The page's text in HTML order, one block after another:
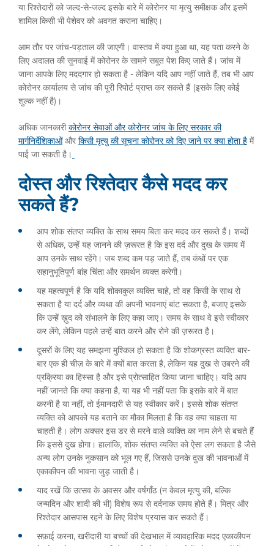
या रिश्तेदारों को जल्द-से-जल्द इसके बारे में कोरोनर या मृत्यु समीक्षक और इसमें
शामिल किसी भी पेशेवर को अवगत कराना चाहिए।
आम तौर पर जांच-पड़ताल की जाएगी। वास्तव में क्या हुआ था, यह पता करने के
लिए अदालत की सुनवाई में कोरोनर के सामने सबूत पेश किए जाते हैं। जांच में
जाना आपके लिए मददगार हो सकता है - लेकिन यदि आप नहीं जाते हैं, तब भी आप
कोरोनर कार्यालय से जांच की पूरी रिपोर्ट प्राप्त कर सकते हैं (इसके लिए कोई
शुल्क नहीं है)।
अधिक जानकारीकोरोनर सेवाओं और कोरोनर जांच के लिए सरकार की
मार्गनिर्देशिकाओंऔर किसी मृत्यु की सूचना कोरोनर को दिए जाने पर क्या होता है में
पाई जा सकती है।
दोस्त और रिश्तेदार कैसे मदद कर
सकते हैं?
आप शोक संतप्त व्यक्ति के साथ समय बिता कर मदद कर सकते हैं। शब्दों
से अधिक, उन्हें यह जानने की ज़रूरत है कि इस दर्द और दुख के समय में
आप उनके साथ रहेंगे। जब शब्द कम पड़ जाते हैं, तब कंधों पर एक
सहानुभूतिपूर्ण बांह चिंता और समर्थन व्यक्त करेगी।
यह महत्वपूर्ण है कि यदि शोकाकुल व्यक्ति चाहे, तो वह किसी के साथ रो
सकता है या दर्द और व्यथा की अपनी भावनाएं बांट सकता है, बजाए इसके
कि उन्हें ख़ुद को संभालने के लिए कहा जाए। समय के साथ वे इसे स्वीकार
कर लेंगे, लेकिन पहले उन्हें बात करने और रोने की ज़रूरत है।
दूसरों के लिए यह समझना मुश्किल हो सकता है कि शोकग्रस्त व्यक्ति बार-
बार एक ही चीज़ के बारे में क्यों बात करता है, लेकिन यह दुख से उबरने की
प्रक्रिया का हिस्सा है और इसे प्रोत्साहित किया जाना चाहिए। यदि आप
नहीं जानते कि क्या कहना है, या यह भी नहीं पता कि इसके बारे में बात
करनी है या नहीं, तो ईमानदारी से यह स्वीकार करें। इससे शोक संतप्त
व्यक्ति को आपको यह बताने का मौका मिलता है कि वह क्या चाहता या
चाहती है। लोग अक्सर इस डर से मरने वाले व्यक्ति का नाम लेने से बचते हैं
कि इससे दुख होगा। हालांकि, शोक संतप्त व्यक्ति को ऐसा लग सकता है जैसे
अन्य लोग उनके नुकसान को भूल गए हैं, जिससे उनके दुख की भावनाओं में
एकाकीपन की भावना जुड़ जाती है।
याद रखें कि उत्सव के अवसर और वर्षगाँठ (न केवल मृत्यु की, बल्कि
जन्मदिन और शादी की भी) विशेष रूप से दर्दनाक समय होते हैं। मित्र और
रिश्तेदार आसपास रहने के लिए विशेष प्रयास कर सकते हैं।
सफ़ाई करना, खरीदारी या बच्चों की देखभाल में व्यावहारिक मदद एकाकीपन